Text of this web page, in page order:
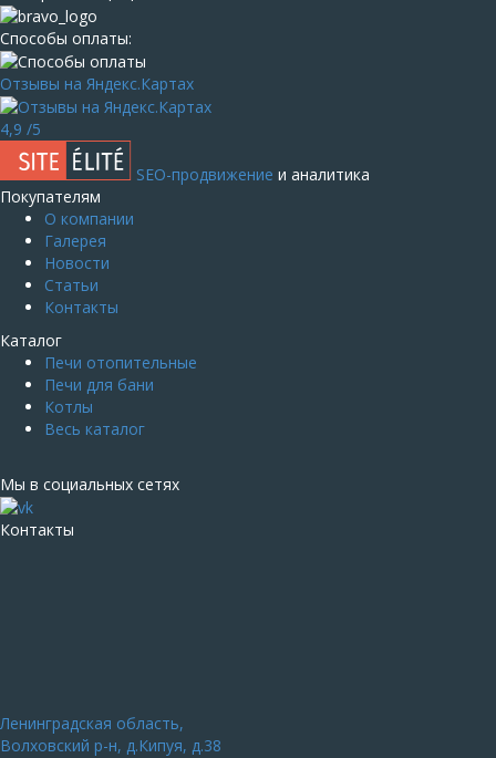
Способы оплаты:
Отзывы на Яндекс.Картах
4,9 /5
SEO-продвижение и аналитика
Покупателям
О компании
Галерея
Новости
Статьи
Контакты
Каталог
Печи отопительные
Печи для бани
Котлы
Весь каталог
Мы в социальных сетях
Контакты
Ленинградская область,
Волховский р-н, д.Кипуя, д.38